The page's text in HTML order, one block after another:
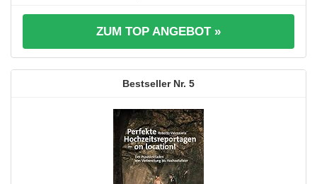
ZUM TOP ANGEBOT »
5